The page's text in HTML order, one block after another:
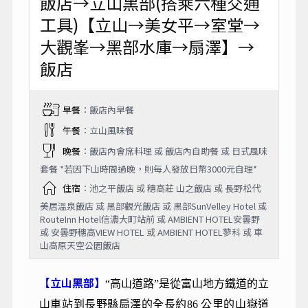
工具)【立山→美女平→室堂→
大觀峯→黑部水庫→扇澤】→
飯店
早餐：飯店內早餐
午餐：立山風味餐
晚餐：飯店內會席料理 或 飯店內自助餐 或 日式風味
套餐 *若因下山時間過晚，則每人發放日幣3000元自理*
住宿 ：池之平飯店 或 穗高莊 山之飯店 或 長野松代
美居溫泉飯店 或 黑部觀光飯店 或 黑部SunVelley Hotel 或
RouteInn Hotel信濃大町站前 或 AMBIENT HOTEL安曇野
或 安曇野穗高VIEW HOTEL 或 AMBIENT HOTEL蓼科 或 車
山高原天空公園飯店
【立山黑部】 “高山道路”是從富山地方鐵道的立
山車站到長野縣扇澤的全長約86 公里的山嶽道